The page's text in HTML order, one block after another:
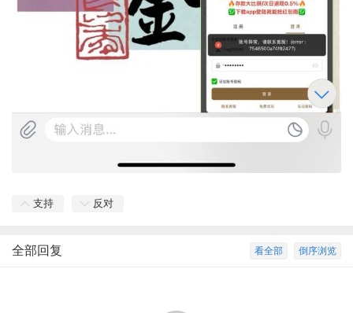
支持 反对
倒序浏览
看全部
全部回复